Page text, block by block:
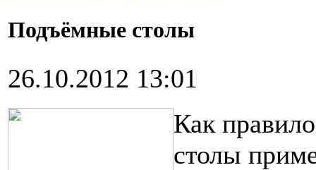
Подъёмные столы
26.10.2012 13:01
Как
столы